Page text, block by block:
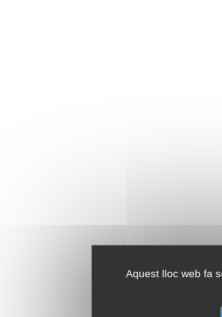
Aquest lloc web fa